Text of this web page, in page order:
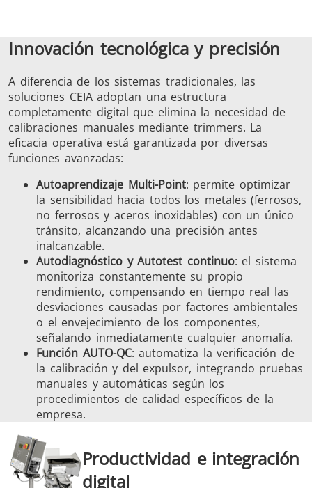
Innovación tecnológica y precisión
A diferencia de los sistemas tradicionales, las
soluciones CEIA adoptan una estructura
completamente digital que elimina la necesidad de
calibraciones manuales mediante trimmers. La
eficacia operativa está garantizada por diversas
funciones avanzadas:
Autoaprendizaje Multi-Point: permite optimizar
la sensibilidad hacia todos los metales (ferrosos,
no ferrosos y aceros inoxidables) con un único
tránsito, alcanzando una precisión antes
inalcanzable.
Autodiagnóstico y Autotest continuo: el sistema
monitoriza constantemente su propio
rendimiento, compensando en tiempo real las
desviaciones causadas por factores ambientales
o el envejecimiento de los componentes,
señalando inmediatamente cualquier anomalía.
Función AUTO-QC: automatiza la verificación de
la calibración y del expulsor, integrando pruebas
manuales y automáticas según los
procedimientos de calidad específicos de la
empresa.
Productividad e integración
digital